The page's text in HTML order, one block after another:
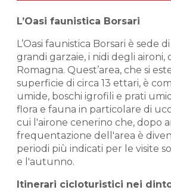
L’Oasi faunistica Borsari
L’Oasi faunistica Borsari è sede
grandi garzaie, i nidi degli aironi,
Romagna. Quest’area, che si
superficie di circa 13 ettari, è
umide, boschi igrofili e prati
flora e fauna in particolare di
cui l'airone cenerino che, dopo
frequentazione dell'area è
periodi più indicati per le visite
e l'autunno.
Itinerari cicloturistici nei